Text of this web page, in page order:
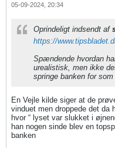
05-09-2024, 20:34
Oprindeligt indsendt af
https://
Spændende hvordan
urealistisk, men ikke
springe banken for
En Vejle kilde siger at de
vinduet men droppede det da
hvor “ lyset var slukket i
han nogen sinde blev en
banken